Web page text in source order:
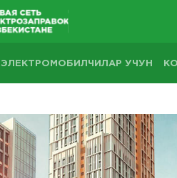
ЭЛЕКТРОМОБИЛЧИЛАР УЧУН